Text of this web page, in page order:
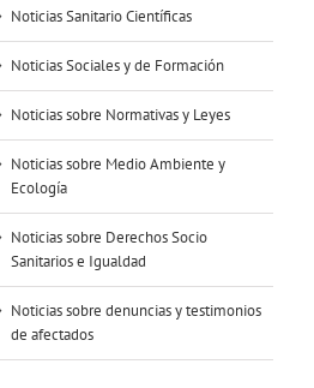
Noticias Sanitario Científicas
Noticias Sociales y de Formación
Noticias sobre Normativas y Leyes
Noticias sobre Medio Ambiente y
Ecología
Noticias sobre Derechos Socio
Sanitarios e Igualdad
Noticias sobre denuncias y testimonios
de afectados